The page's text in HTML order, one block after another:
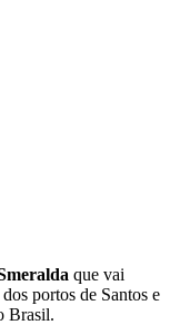
que vai
portos de Santos e
Brasil.